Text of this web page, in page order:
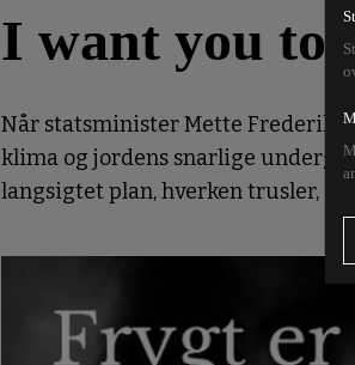
I want you to
Når statsminister Mette
klima og jordens snarlige
langsigtet plan, hverken trusler,